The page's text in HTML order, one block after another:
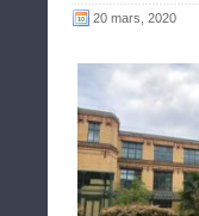
20 mars, 2020